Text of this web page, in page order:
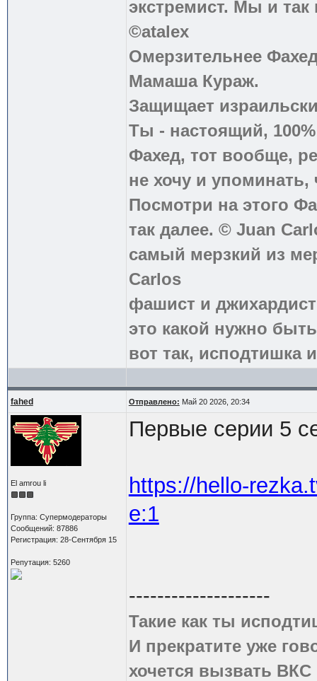
экстремист. Мы и
©atalex
Омерзительнее
Мамаша Кураж.
Защищает
Ты - настоящий,
Фахед, тот вообще,
не хочу и
Посмотри на этого
так далее. © Juan
самый мерзкий из
Carlos
фашист и
это какой нужно
вот так, исподтишка
fahed Отправлено: Май 20 2026, 20:34
El amrou li
Группа: Супермодераторы
Сообщений: 87886
Регистрация: 28-Сентября 15
Репутация: 5260
Первые серии 5
https://hello-
e:1
--------------------
Такие как ты
И прекратите уже
хочется вызвать